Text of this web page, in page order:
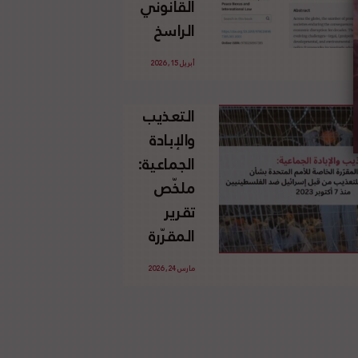
الإسرائيلي
غير
القانوني
الفلسطينية
القانوني
الراسخ
للاجئين
وحقهم
في العودة
بموجب
القانون
الدولي
أبريل 15, 2026
التعذيب
والإبادة
الجماعية:
ملخّص
تقرير
المقرّرة
الخاصة
مارس 24, 2026